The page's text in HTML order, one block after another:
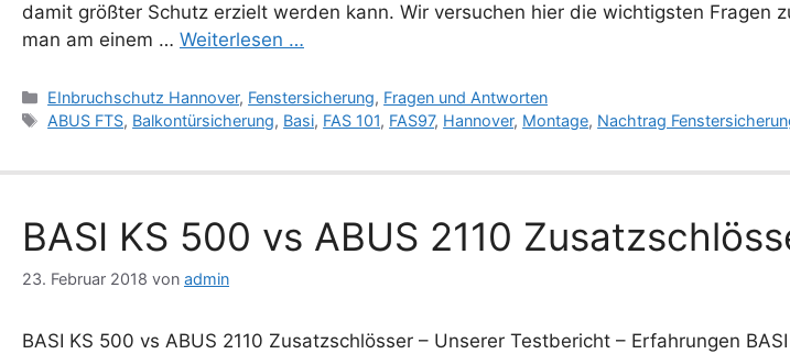
damit größter Schutz erzielt werden kann. Wir versuchen hier die wichtigsten Fragen
man am einem … Weiterlesen …
Kategorien
EInbruchschutz Hannover, Fenstersicherung, Fragen und Antworten
Schlagwörter
ABUS FTS, Balkontürsicherung, Basi, FAS 101, FAS97, Hannover, Montage, Nachtrag
BASI KS 500 vs ABUS 2110
23. Februar 2018 von admin
BASI KS 500 vs ABUS 2110 Zusatzschlösser – Unserer Testbericht – Erfahrungen